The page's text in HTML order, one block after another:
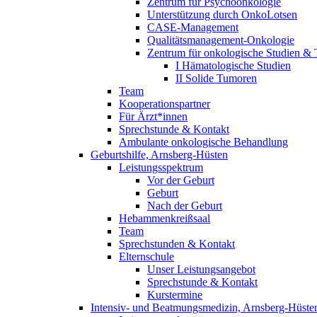
Unterstützung durch OnkoLotsen
CASE-Management
Qualitätsmanagement-Onkologie
Zentrum für onkologische Studien &
I Hämatologische Studien
II Solide Tumoren
Team
Kooperationspartner
Für Ärzt*innen
Sprechstunde & Kontakt
Ambulante onkologische Behandlung
Geburtshilfe, Arnsberg-Hüsten
Leistungsspektrum
Vor der Geburt
Geburt
Nach der Geburt
Hebammenkreißsaal
Team
Sprechstunden & Kontakt
Elternschule
Unser Leistungsangebot
Sprechstunde & Kontakt
Kurstermine
Intensiv- und Beatmungsmedizin, Arnsberg-